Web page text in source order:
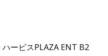
ービスPLAZA ENT B2